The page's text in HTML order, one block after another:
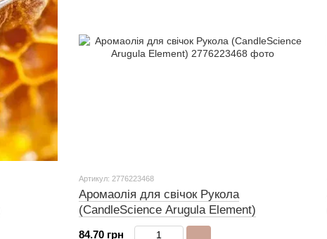
Артикул: 2776223468
Аромаолія для свічок Рукола
(CandleScience Arugula Element)
84.70 грн